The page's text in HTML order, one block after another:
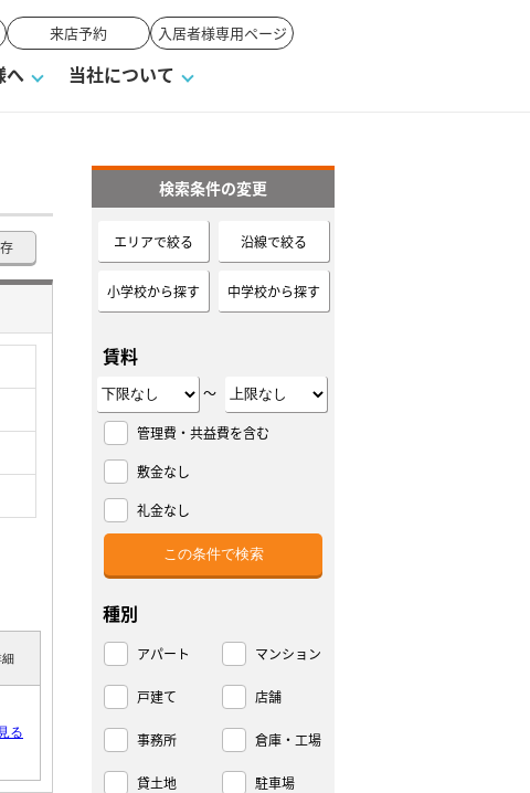
来店予約 入居者様専用ページ
り一覧 物件閲覧履歴
集
ションVS戸建て 賃貸vs持ち家
高く売るポイント
へ 当社について
問い合わせ 来店予約
細
る
検索条件の変更
エリアで絞る 沿線で絞る
小学校から探す 中学校から探す
賃料
～
管理費・共益費を含む
敷金なし
礼金なし
種別
アパート マンション
戸建て 店舗
事務所 倉庫・工場
貸土地 駐車場